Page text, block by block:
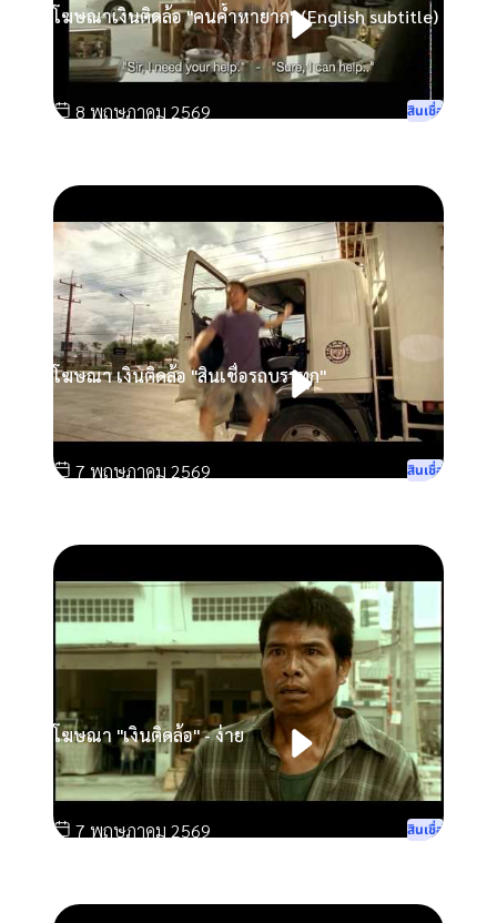
โฆษณาเงินติดล้อ "คนค้ำหายาก" (English subtitle)
8 พฤษภาคม 2569 สินเชื่อ
โฆษณา เงินติดล้อ "สินเชื่อรถบรรทุก"
7 พฤษภาคม 2569 สินเชื่อ
โฆษณา "เงินติดล้อ" - ง่าย
7 พฤษภาคม 2569 สินเชื่อ